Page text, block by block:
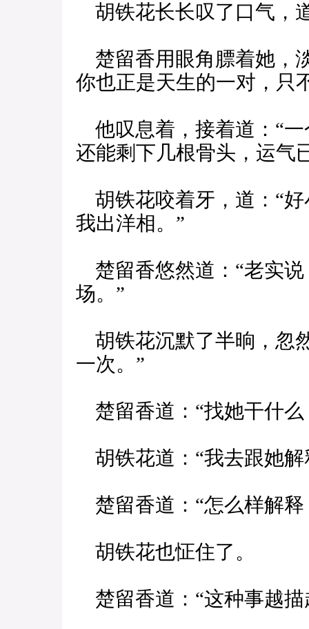
胡铁花长长叹了口气，
楚留香用眼角膘着她，
你也正是天生的一对，
他叹息着，接着道：“
还能剩下几根骨头，运气
胡铁花咬着牙，道：“
我出洋相。”
楚留香悠然道：“老实
场。”
胡铁花沉默了半晌，忽
一次。”
楚留香道：“找她干什么
胡铁花道：“我去跟她解
楚留香道：“怎么样解释
胡铁花也怔住了。
楚留香道：“这种事越描